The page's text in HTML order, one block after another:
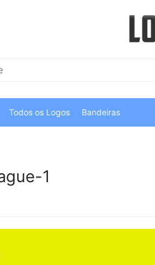
Todos os Logos Bandeiras
1